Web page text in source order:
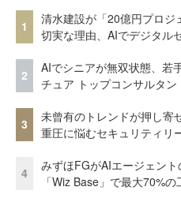
1
清水建設が「20億円プロジ
切実な理由、AIでデジタル
2
AIでシニアが無双状態、若
チュア トップコンサルタン
3
未曾有のトレンドが押し寄
重圧に悩むセキュリティリ
4
みずほFGがAIエージェン
「Wiz Base」で最大70%